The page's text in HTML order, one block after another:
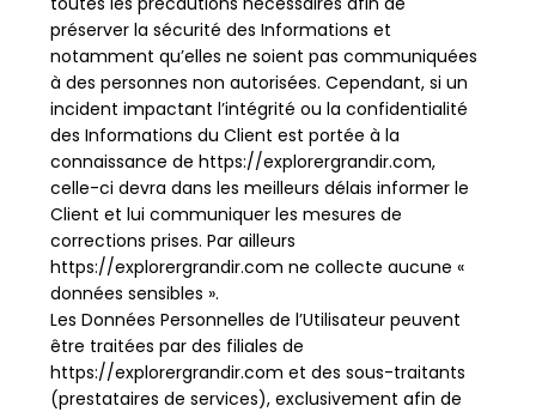
préserver la sécurité des Informations et
notamment qu’elles ne soient pas communiquées
à des personnes non autorisées. Cependant, si un
incident impactant l’intégrité ou la confidentialité
des Informations du Client est portée à la
connaissance de https://explorergrandir.com,
celle-ci devra dans les meilleurs délais informer le
Client et lui communiquer les mesures de
corrections prises. Par ailleurs
https://explorergrandir.com ne collecte aucune «
données sensibles ».
Les Données Personnelles de l’Utilisateur peuvent
être traitées par des filiales de
https://explorergrandir.com et des sous-traitants
(prestataires de services), exclusivement afin de